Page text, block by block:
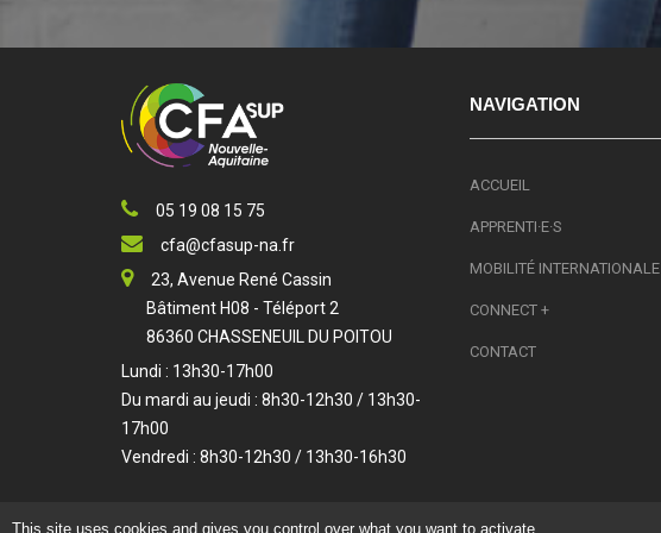
05 19 08 15 75
cfa@cfasup-na.fr
23, Avenue René Cassin
Bâtiment H08 - Téléport 2
86360 CHASSENEUIL DU POITOU
Lundi : 13h30-17h00
Du mardi au jeudi : 8h30-12h30 / 13h30-
17h00
Vendredi : 8h30-12h30 / 13h30-16h30
NAVIGATION
ACCUEIL
APPRENTI·E·S
MOBILITÉ INTERNATIONALE
CONNECT +
CONTACT
This site uses cookies and gives you control over what you want to activate